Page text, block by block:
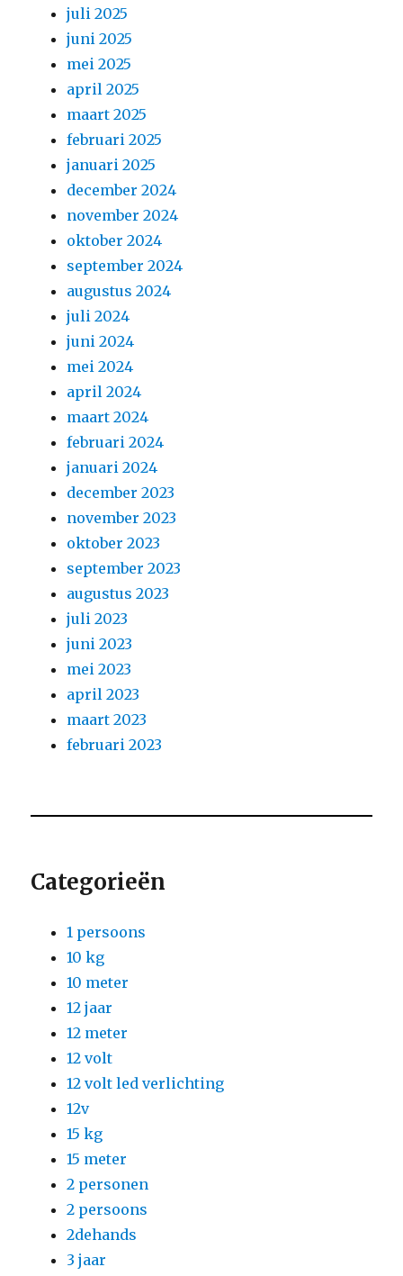
juli 2025
juni 2025
mei 2025
april 2025
maart 2025
februari 2025
januari 2025
december 2024
november 2024
oktober 2024
september 2024
augustus 2024
juli 2024
juni 2024
mei 2024
april 2024
maart 2024
februari 2024
januari 2024
december 2023
november 2023
oktober 2023
september 2023
augustus 2023
juli 2023
juni 2023
mei 2023
april 2023
maart 2023
februari 2023
Categorieën
1 persoons
10 kg
10 meter
12 jaar
12 meter
12 volt
12 volt led verlichting
12v
15 kg
15 meter
2 personen
2 persoons
2dehands
3 jaar